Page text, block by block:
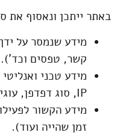
באתר ייתכן ונאסוף את
מידע שנמסר על
קשר, טפסים וכד’).
מידע טכני
IP, סוג דפדפן, עוגיות וכד’).
מידע הקשור
זמן שהייה ועוד).